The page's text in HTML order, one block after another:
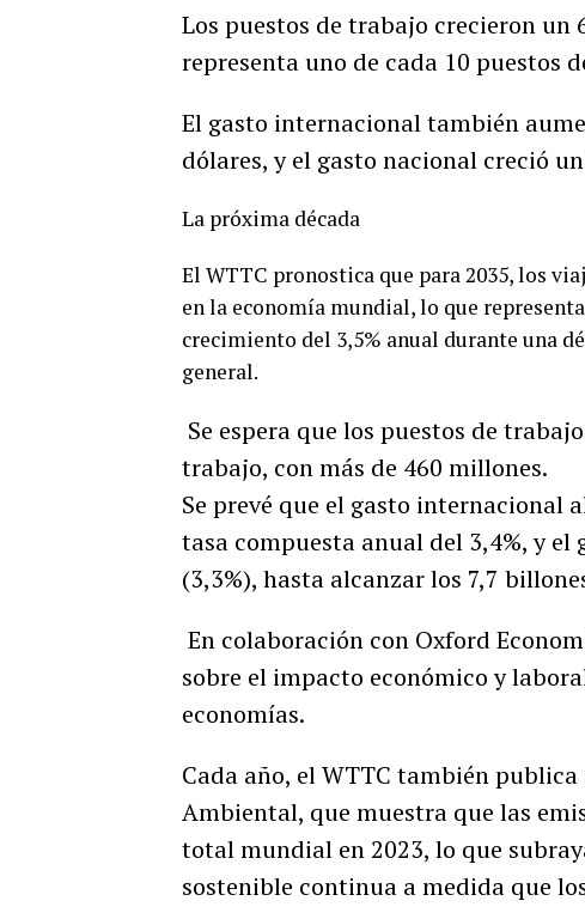
Los puestos de trabajo crecieron un
representa uno de cada 10 puestos
El gasto internacional también
dólares, y el gasto nacional creció
La próxima década
El WTTC pronostica que para 2035, los
en la economía mundial, lo que
crecimiento del 3,5% anual durante una
general.
Se espera que los puestos de
trabajo, con más de 460 millones.
Se prevé que el gasto internacional
tasa compuesta anual del 3,4%, y
(3,3%), hasta alcanzar los 7,7
En colaboración con Oxford
sobre el impacto económico y
economías.
Cada año, el WTTC también
Ambiental, que muestra que las
total mundial en 2023, lo que
sostenible continua a medida que